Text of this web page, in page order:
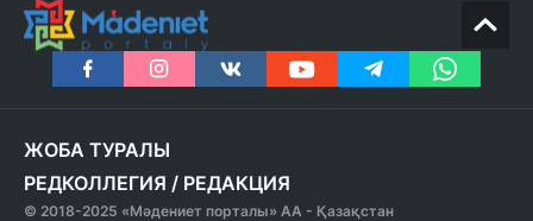
ЖОБА ТУРАЛЫ
РЕДКОЛЛЕГИЯ / РЕДАКЦИЯ
© 2018-2025 «Мәдениет порталы» АА - Қазақстан